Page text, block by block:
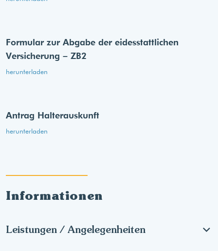
Informationen
Leistungen / Angelegenheiten
Formular zur Abgabe der eides­stattlichen
Versicherung – ZB2
herunterladen
Antrag Halterauskunft
herunterladen